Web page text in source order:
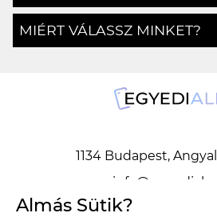
MIÉRT VÁLASSZ MINKET?
1134 Budapest,
Almás Sütik?